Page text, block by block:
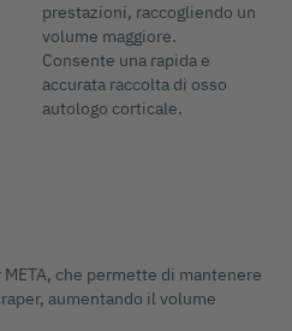
prestazioni, raccogliendo un
volume maggiore.
Consente una rapida e
accurata raccolta di osso
autologo corticale.
che permette di mantenere
aumentando il volume